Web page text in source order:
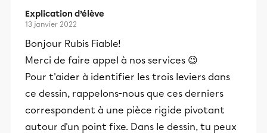
Explication d’élève
13 janvier 2022
Bonjour Rubis Fiable!
Merci de faire appel à nos services 😉
Pour t'aider à identifier les trois leviers dans
ce dessin, rappelons-nous que ces derniers
correspondent à une pièce rigide pivotant
autour d'un point fixe. Dans le dessin, tu peux